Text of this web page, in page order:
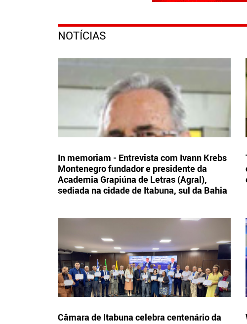
NOTÍCIAS
In memoriam - Entrevista com Ivann Krebs
Montenegro fundador e presidente da
Academia Grapiúna de Letras (Agral),
sediada na cidade de Itabuna, sul da Bahia
Câmara de Itabuna celebra centenário da